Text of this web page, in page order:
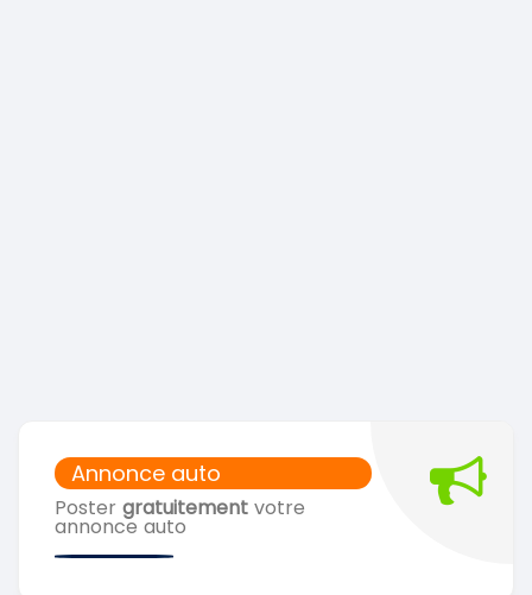
Annonce auto
Poster gratuitement votre
annonce auto